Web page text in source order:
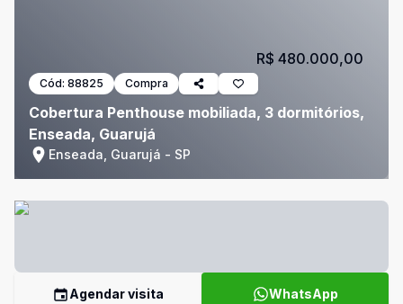
Cód: 88825 Compra
Cobertura Penthouse mobiliada, 3 dormitórios,
Enseada, Guarujá
Enseada, Guarujá - SP
R$ 480.000,00
Agendar visita WhatsApp